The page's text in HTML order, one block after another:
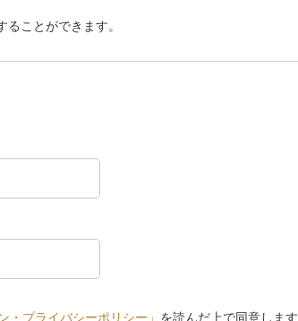
ことができます。
・プライバシーポリシー」 を読んだ上で同意します